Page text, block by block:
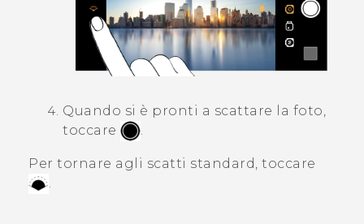
Quando si è pronti a scattare la foto,
toccare
Per tornare agli scatti standard, toccare
.